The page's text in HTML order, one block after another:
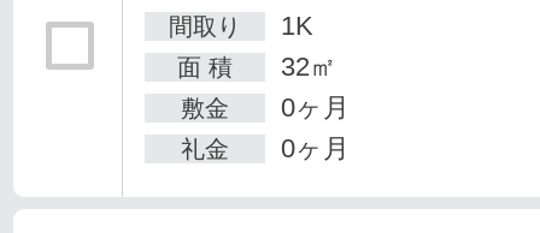
間取り
1K
面 積 32㎡
敷金 0ヶ月
礼金 0ヶ月